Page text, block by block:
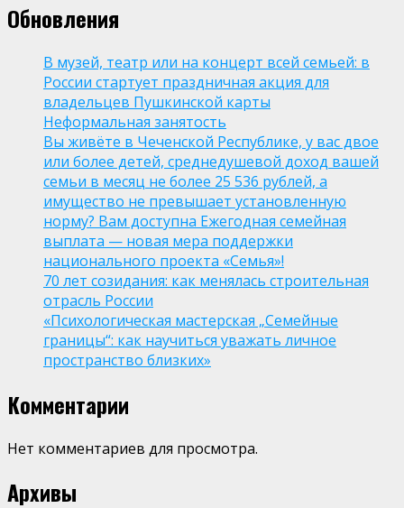
Обновления
В музей, театр или на концерт всей семьей: в
России стартует праздничная акция для
владельцев Пушкинской карты
Неформальная занятость
Вы живёте в Чеченской Республике, у вас двое
или более детей, среднедушевой доход вашей
семьи в месяц не более 25 536 рублей, а
имущество не превышает установленную
норму? Вам доступна Ежегодная семейная
выплата — новая мера поддержки
национального проекта «Семья»!
70 лет созидания: как менялась строительная
отрасль России
«Психологическая мастерская „Семейные
границы“: как научиться уважать личное
пространство близких»
Комментарии
Нет комментариев для просмотра.
Архивы